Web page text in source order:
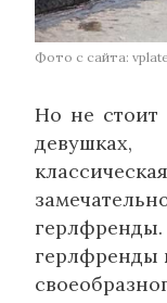
Фото с сайта:
Но не стоит
герлфренды